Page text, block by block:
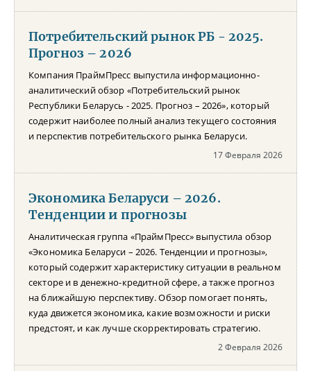
Потребительский рынок РБ - 2025.
Прогноз – 2026
Компания ПраймПресс выпустила информационно-
аналитический обзор «Потребительский рынок
Республики Беларусь - 2025. Прогноз – 2026», который
содержит наиболее полный анализ текущего состояния
и перспектив потребительского рынка Беларуси.
17 Февраля 2026
Экономика Беларуси – 2026.
Тенденции и прогнозы
Аналитическая группа «ПраймПресс» выпустила обзор
«Экономика Беларуси – 2026. Тенденции и прогнозы»,
который содержит характеристику ситуации в реальном
секторе и в денежно-кредитной сфере, а также прогноз
на ближайшую перспективу. Обзор помогает понять,
куда движется экономика, какие возможности и риски
предстоят, и как лучше скорректировать стратегию.
2 Февраля 2026